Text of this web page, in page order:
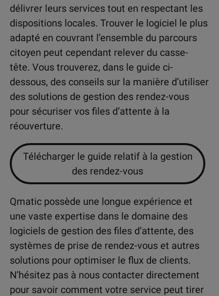
délivrer leurs services tout en respectant les
dispositions locales. Trouver le logiciel le plus
adapté en couvrant l’ensemble du parcours
citoyen peut cependant relever du casse-
tête. Vous trouverez, dans le guide ci-
dessous, des conseils sur la manière d’utiliser
des solutions de gestion des rendez-vous
pour sécuriser vos files d’attente à la
réouverture.
Télécharger le guide relatif à la gestion
des rendez-vous
Qmatic possède une longue expérience et
une vaste expertise dans le domaine des
logiciels de gestion des files d’attente, des
systèmes de prise de rendez-vous et autres
solutions pour optimiser le flux de clients.
N’hésitez pas à nous contacter directement
pour savoir comment votre service peut tirer